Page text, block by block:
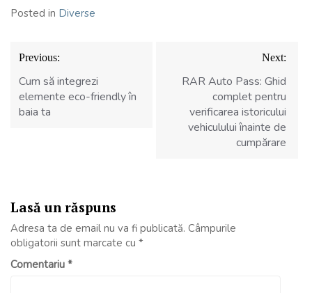
Posted in Diverse
Navigare
în
articole
Previous:
Cum să integrezi
elemente eco-friendly în
baia ta
Next:
RAR Auto Pass: Ghid
complet pentru
verificarea istoricului
vehiculului înainte de
cumpărare
Lasă un răspuns
Adresa ta de email nu va fi publicată. Câmpurile
obligatorii sunt marcate cu *
Comentariu *